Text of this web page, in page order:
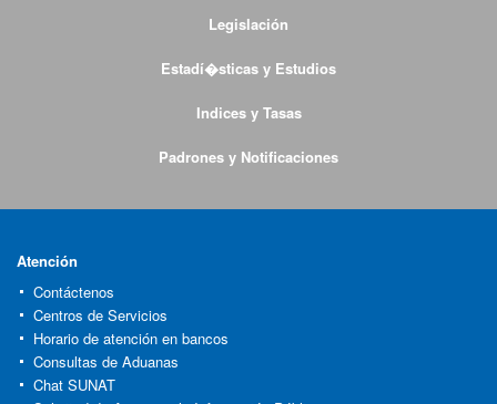
Legislación
Estadí�sticas y Estudios
Indices y Tasas
Padrones y Notificaciones
Atención
Contáctenos
Centros de Servicios
Horario de atención en bancos
Consultas de Aduanas
Chat SUNAT